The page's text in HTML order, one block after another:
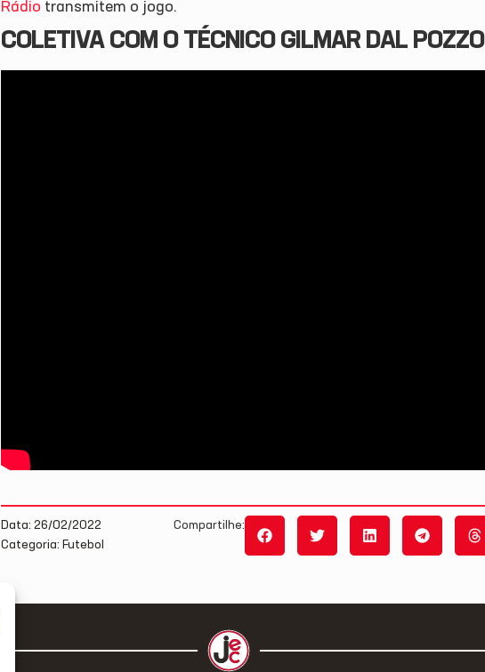
Rádio transmitem o jogo.
COLETIVA COM O TÉCNICO GILMAR DAL POZZO
Data: 26/02/2022
Categoria: Futebol
Compartilhe: